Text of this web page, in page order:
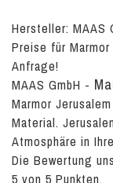
Hersteller: MAAS
Preise für
Anfrage!
MAAS GmbH -
Marmor
Material.
Atmosphäre in
Die Bewertung
5 von 5 Punkten.